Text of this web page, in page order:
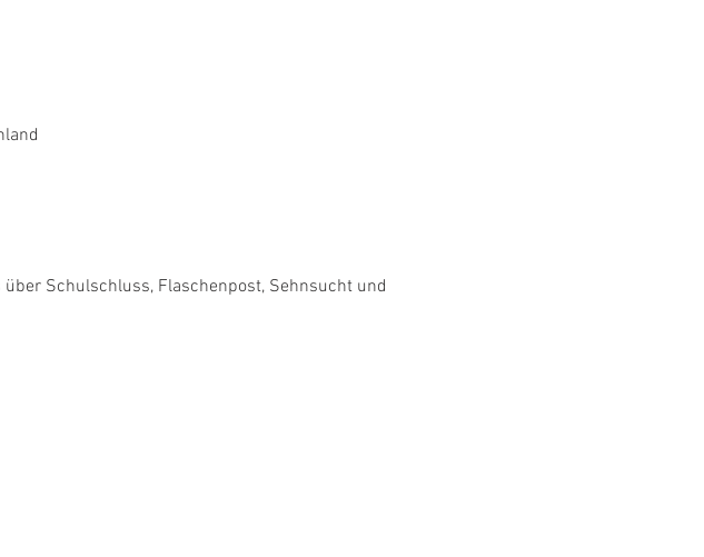
Schulschluss, Flaschenpost, Sehnsucht und